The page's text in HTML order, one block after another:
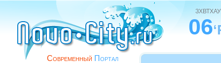
Современный Портал
ЗХВТХАУ
06